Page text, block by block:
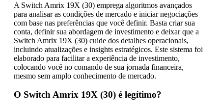
A Switch Amrix 19X (30) emprega algoritmos avançados
para analisar as condições de mercado e iniciar negociações
com base nas preferências que você definir. Basta criar sua
conta, definir sua abordagem de investimento e deixar que a
Switch Amrix 19X (30) cuide dos detalhes operacionais,
incluindo atualizações e insights estratégicos. Este sistema foi
elaborado para facilitar a experiência de investimento,
colocando você no comando de sua jornada financeira,
mesmo sem amplo conhecimento de mercado.
O Switch Amrix 19X (30) é legítimo?